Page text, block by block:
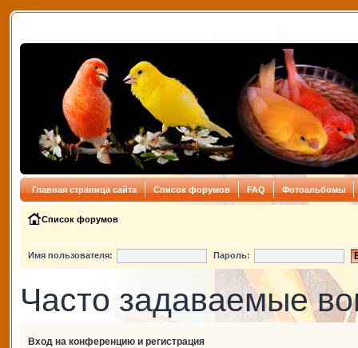
Главная страница сайта Список форумов FAQ Фотоальбомы
Список форумов
Имя пользователя: Пароль:
Часто задаваемые
Вход на конференцию и регистрация